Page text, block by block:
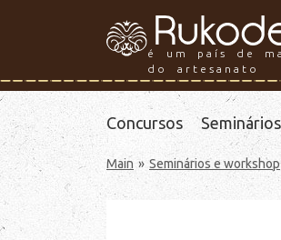
é um país de
do artesanato
Concursos
Main Seminários e workshop